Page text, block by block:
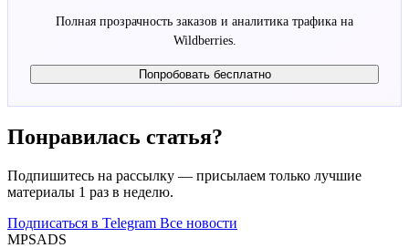
Полная прозрачность заказов и аналитика трафика на
Wildberries.
Попробовать бесплатно
Понравилась статья?
Подпишитесь на рассылку — присылаем только лучшие
материалы 1 раз в неделю.
Подписаться в Telegram Все новости
MPSADS